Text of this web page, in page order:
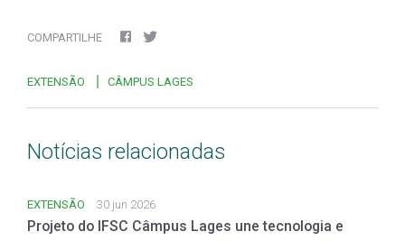
COMPARTILHE
EXTENSÃO CÂMPUS LAGES
Notícias relacionadas
EXTENSÃO 30 jun 2026
Projeto do IFSC Câmpus Lages une tecnologia e